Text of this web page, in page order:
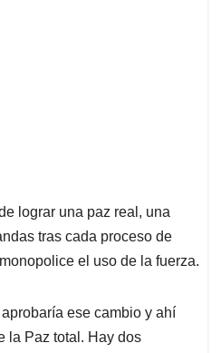
lograr una paz real, una
tras cada proceso de
el uso de la fuerza.
ese cambio y ahí
la Paz total. Hay dos